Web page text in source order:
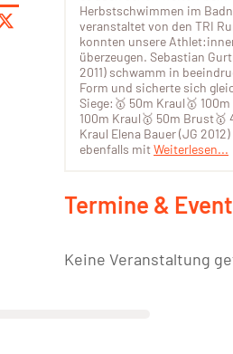
Herbstschwimmen im
veranstaltet von den TRI
konnten unsere
überzeugen. Sebastian
2011) schwamm in
Form und sicherte sich
Siege:🥇 50m Kraul🥇
100m Kraul🥇 50m Brust🥇
Kraul Elena Bauer (JG
ebenfalls mitWeiterlesen...
Termine &
Keine Veranstaltung